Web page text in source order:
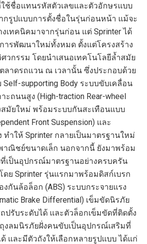
ช้ชื่อแทนรหัสตัวเลขและตัวอักษรแบบ
กรูปแบบการตั้งชื่อในรุ่นก่อนหน้า แม้จะ
เทคนิคมาจากรุ่นก่อน แต่ Sprinterได้
การพัฒนาใหม่ทั้งหมด ตั้งแต่โครงสร้าง
วกรรม โดยนำเสนอเทคโนโลยีล้ำสมัย
ลาดรถแวน ณ เวลานั้น ซึ่งประกอบด้วย
Self-supporting Body ระบบขับเคลื่อน
าะถนนสูง (High-traction Rear-wheel
สมัยใหม่ พร้อมระบบกันสะเทือนแบบ
Front Suspension) และ
ทำให้ Sprinter กลายเป็นมาตรฐานใหม่
าณิชย์ขนาดเล็ก นอกจากนี้ ยังมาพร้อม
เป็นอุปกรณ์มาตรฐานอย่างครบครัน
ดย Sprinter รุ่นแรกมาพร้อมดิสก์เบรก
งกันล้อล็อก (ABS) ระบบกระจายแรง
Brake Differential) เข็มขัดนิรภัย
ปรับระดับได้ และตัวล็อกเข็มขัดที่ติดตั้ง
ถุงลมนิรภัยฝั่งคนขับเป็นอุปกรณ์เสริมที่
และมีตัวถังให้เลือกหลายรูปแบบ ได้แก่